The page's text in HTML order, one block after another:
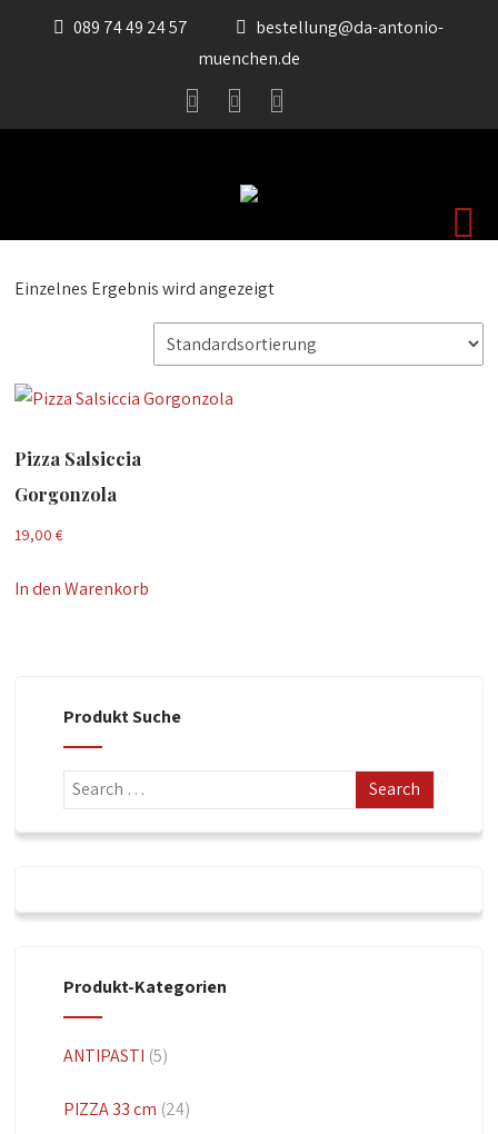
089 74 49 24 57
bestellung@da-antonio-
muenchen.de
Einzelnes Ergebnis wird angezeigt
Pizza Salsiccia
Gorgonzola
19,00€
In den Warenkorb
Produkt Suche
Produkt-Kategorien
ANTIPASTI (5)
PIZZA 33 cm (24)